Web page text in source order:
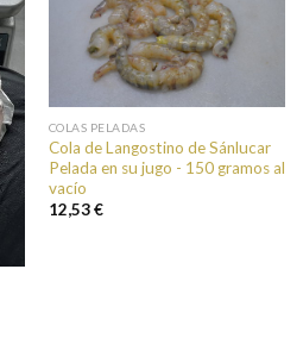
a
Añadir a
favoritos
COLAS PELADAS
Cola de Langostino de Sánlucar
Pelada en su jugo - 150 gramos al
vacío
12,53 €